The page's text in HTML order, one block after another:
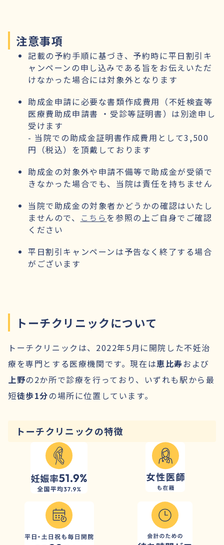
注意事項
記載の予約手順に基づき、予約時に平日割引キ
ャンペーンの申し込みである旨をお伝えいただ
けなかった場合には対象外となります
助成金申請に必要な書類作成費用（不妊検査等
医療費助成申請書 ・受診等証明書）は別途申し
受けます
- 当院での助成金証明書作成費用として3,500
円（税込）を頂戴しております
助成金の対象外や申請不備等で助成金が受領で
きなかった場合でも、当院は責任を持ちません
当院で助成金の対象者かどうかの確認はいたし
ませんので、
こちらを参照の上ご自身でご確認
ください
平日割引キャンペーンは予告なく終了する場合
がございます
トーチクリニックについて
トーチクリニックは、2022年5月に開院した不妊治
療を専門とする医療機関です。現在は恵比寿および
上野の2か所で診療を行っており、いずれも駅から最
短徒歩1分の場所に位置しています。
トーチクリニックの特徴